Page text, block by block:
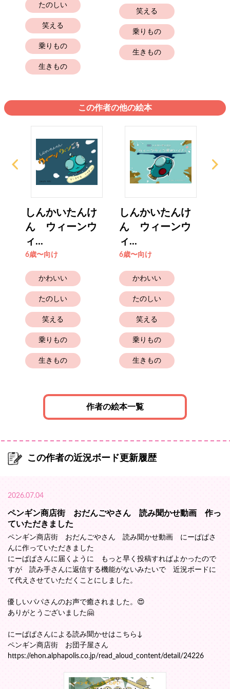
たのしい
笑える
乗りもの
生きもの
笑える
乗りもの
生きもの
この作者の他の絵本
しんかいたんけ
ん ウィーンウ
ィ...
6歳〜向け
かわいい
たのしい
笑える
乗りもの
生きもの
しんかいたんけ
ん ウィーンウ
ィ...
6歳〜向け
かわいい
たのしい
笑える
乗りもの
生きもの
作者の絵本一覧
この作者の近況ボード更新履歴
2026.07.04
ペンギン商店街 おだんごやさん 読み聞かせ動画 作っ
ていただきました
ペンギン商店街 おだんごやさん 読み聞かせ動画 にーぱぱさ
んに作っていただきました
にーぱぱさんに届くように もっと早く投稿すればよかったので
すが 読み手さんに返信する機能がないみたいで 近況ボードに
て代えさせていただくことにしました。
優しいパパさんのお声で癒されました。😍
ありがとうございました🤗
にーぱぱさんによる読み聞かせはこちら↓
ペンギン商店街 お団子屋さん
https://ehon.alphapolis.co.jp/read_aloud_content/detail/24226